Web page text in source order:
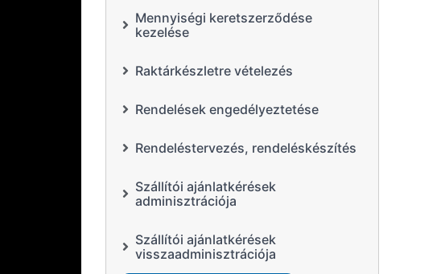
Mennyiségi keretszerződése
kezelése
Raktárkészletre vételezés
Rendelések engedélyeztetése
Rendeléstervezés, rendeléskészítés
Szállítói ajánlatkérések
adminisztrációja
Szállítói ajánlatkérések
visszaadminisztrációja